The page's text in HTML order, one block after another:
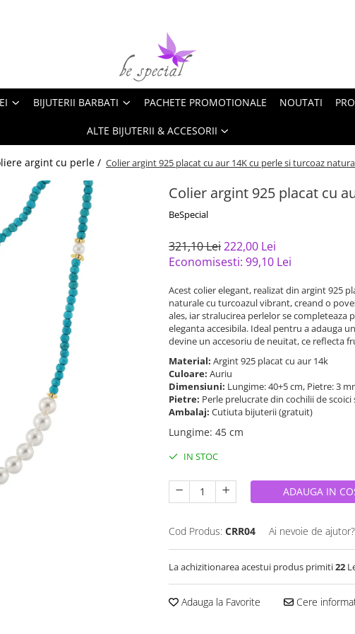
BIJUTERII BARBATI PACHETE PROMOTIONALE NOUTATI
ALTE BIJUTERII & ACCESORII
argint cu perle / Colier argint 925 placat cu aur 14K cu perle si turcoaz
Colier argint 925 placat cu
BeSpecial
321,10 Lei222,00 Lei
Economisesti: 99,10 Lei
Acest colier elegant, realizat din argint 925
naturale cu turcoazul vibrant, creand o
ales, iar stralucirea perlelor se completeaza
eleganta accesibila. Ideal pentru a adauga
devine un accesoriu de neuitat, ce reflecta
Material: Argint 925 placat cu aur 14k
Culoare: Auriu
Dimensiuni: Lungime: 40+5 cm, Pietre: 3
Pietre: Perle prelucrate din cochilii de
Ambalaj: Cutiuta bijuterii (gratuit)
Lungime: 45 cm
IN STOC
ADAUGA IN
Cod Produs: CRR04 Ai nevoie de ajutor?
La achizitionarea acestui produs primiti22
Adauga la Favorite Cere